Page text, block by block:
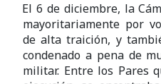
El 6 de diciembre, la
mayoritariamente por
de alta traición, y
condenado a pena de
militar. Entre los Pares